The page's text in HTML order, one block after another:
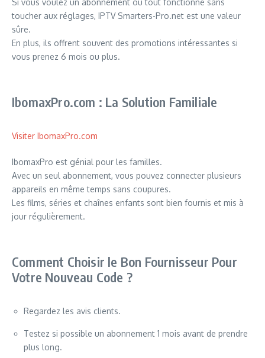
Si vous voulez un abonnement où tout fonctionne sans
toucher aux réglages, IPTV Smarters-Pro.net est une valeur
sûre.
En plus, ils offrent souvent des promotions intéressantes si
vous prenez 6 mois ou plus.
IbomaxPro.com : La Solution Familiale
Visiter IbomaxPro.com
IbomaxPro est génial pour les familles.
Avec un seul abonnement, vous pouvez connecter plusieurs
appareils en même temps sans coupures.
Les films, séries et chaînes enfants sont bien fournis et mis à
jour régulièrement.
Comment Choisir le Bon Fournisseur Pour
Votre Nouveau Code ?
Regardez les avis clients.
Testez si possible un abonnement 1 mois avant de prendre
plus long.